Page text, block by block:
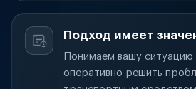
Подход имеет
Понимаем вашу ситуацию
оперативно решить